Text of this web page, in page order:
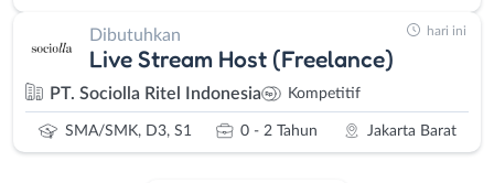
Dibutuhkan
Live Stream Host (Freelance)
PT. Sociolla Ritel Indonesia Kompetitif
SMA/SMK, D3, S1 0 - 2 Tahun Jakarta Barat
hari ini